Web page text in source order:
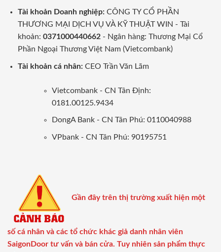
Tài khoản Doanh nghiệp:CÔNG TY CỔ PHẦN
THƯƠNG MẠI DỊCH VỤ VÀ KỸ THUẬT WIN - Tài
khoản: 0371000440662- Ngân hàng: Thương Mại Cổ
Phần Ngoại Thương Việt Nam (Vietcombank)
Tài khoản cá nhân: CEO Trần Văn Lãm
Vietcombank - CN Tân Định:
0181.00125.9434
DongA Bank - CN Tân Phú: 0110040988
VPbank - CN Tân Phú: 90195751
Gần đây trên thị trường xuất hiện một
số cá nhân và các tổ chức khác giả danh nhân viên
SaigonDoor tư vấn và bán cửa. Tuy nhiên sản phẩm thực